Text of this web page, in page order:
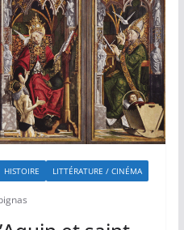
HISTOIRE LITTÉRATURE / CINÉMA